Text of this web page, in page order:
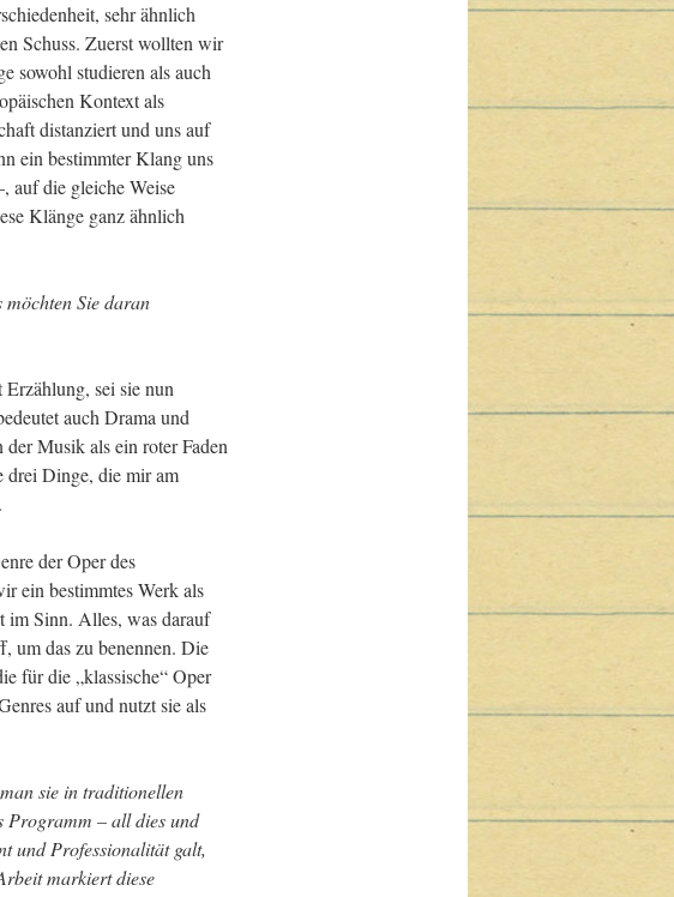
sehr ähnlich
Schuss. Zuerst wollten wir
sowohl studieren als auch
Kontext als
distanziert und uns auf
ein bestimmter Klang uns
auf die gleiche Weise
Klänge ganz ähnlich
möchten Sie daran
sei sie nun
auch Drama und
Musik als ein roter Faden
drei Dinge, die mir am
der Oper des
ein bestimmtes Werk als
im Sinn. Alles, was darauf
um das zu benennen. Die
für die „klassische“ Oper
auf und nutzt sie als
sie in traditionellen
Programm – all dies und
und Professionalität galt,
markiert diese